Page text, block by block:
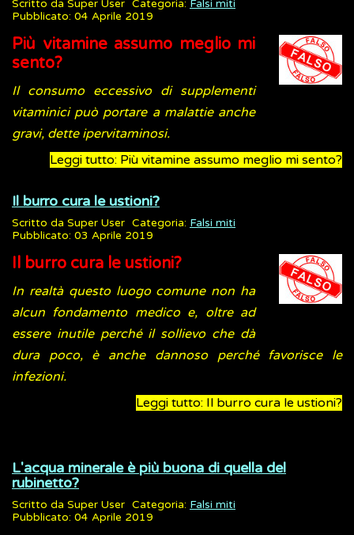
Scritto da Super User Categoria: Falsi miti
Pubblicato: 04 Aprile 2019
Più vitamine assumo meglio mi
sento?
Il consumo eccessivo di supplementi
vitaminici può portare a malattie anche
gravi, dette ipervitaminosi.
Leggi tutto: Più vitamine assumo meglio mi sento?
Il burro cura le ustioni?
Scritto da Super User Categoria: Falsi miti
Pubblicato: 03 Aprile 2019
Il burro cura le ustioni?
In realtà questo luogo comune non ha
alcun fondamento medico e, oltre ad
essere inutile perché il sollievo che dà
dura poco, è anche dannoso perché favorisce le
infezioni.
Leggi tutto: Il burro cura le ustioni?
L'acqua minerale è più buona di quella del
rubinetto?
Scritto da Super User Categoria: Falsi miti
Pubblicato: 04 Aprile 2019